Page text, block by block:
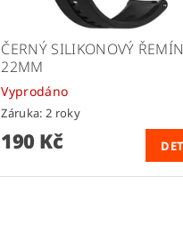
ČERNÝ SILIKONOVÝ
22MM
Vyprodáno
Záruka: 2 roky
190 Kč